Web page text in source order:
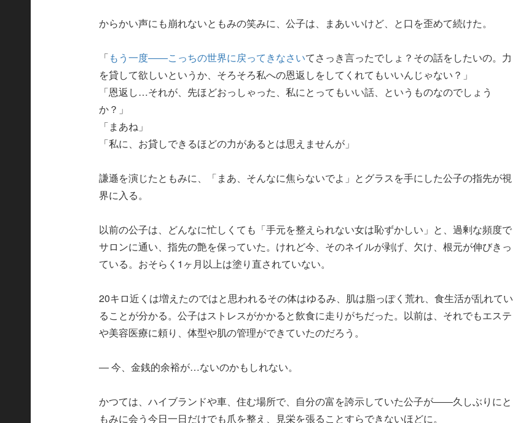
からかい声にも崩れないともみの笑みに、公子は、まあいいけど、と口を歪めて続けた。
「もう一度――こっちの世界に戻ってきなさいてさっき言ったでしょ？その話をしたいの。力
を貸して欲しいというか、そろそろ私への恩返しをしてくれてもいいんじゃない？」
「恩返し…それが、先ほどおっしゃった、私にとってもいい話、というものなのでしょう
か？」
「まあね」
「私に、お貸しできるほどの力があるとは思えませんが」
謙遜を演じたともみに、「まあ、そんなに焦らないでよ」とグラスを手にした公子の指先が視
界に入る。
以前の公子は、どんなに忙しくても「手元を整えられない女は恥ずかしい」と、過剰な頻度で
サロンに通い、指先の艶を保っていた。けれど今、そのネイルが剥げ、欠け、根元が伸びきっ
ている。おそらく1ヶ月以上は塗り直されていない。
20キロ近くは増えたのではと思われるその体はゆるみ、肌は脂っぽく荒れ、食生活が乱れてい
ることが分かる。公子はストレスがかかると飲食に走りがちだった。以前は、それでもエステ
や美容医療に頼り、体型や肌の管理ができていたのだろう。
― 今、金銭的余裕が…ないのかもしれない。
かつては、ハイブランドや車、住む場所で、自分の富を誇示していた公子が――久しぶりにと
もみに会う今日一日だけでも爪を整え、見栄を張ることすらできないほどに。